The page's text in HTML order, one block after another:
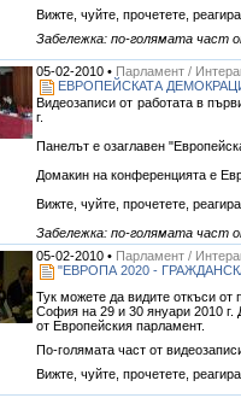
Вижте, чуйте, прочетете,
Забележка: по-голямата част
05-02-2010 • Парламент /
ЕВРОПЕЙСКАТА
Видеозаписи от работата в
г.
Панелът е озаглавен
Домакин на конференцията е
Вижте, чуйте, прочетете,
Забележка: по-голямата част
05-02-2010 • Парламент /
"ЕВРОПА 2020 -
Тук можете да видите откъси
София на 29 и 30 януари 2010 г.
от Европейския парламент.
По-голямата част от
Вижте, чуйте, прочетете,